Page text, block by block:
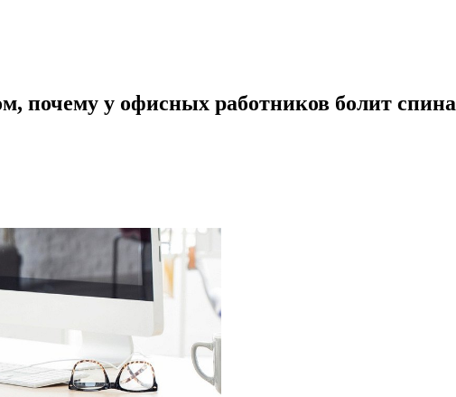
почему у офисных работников болит спина